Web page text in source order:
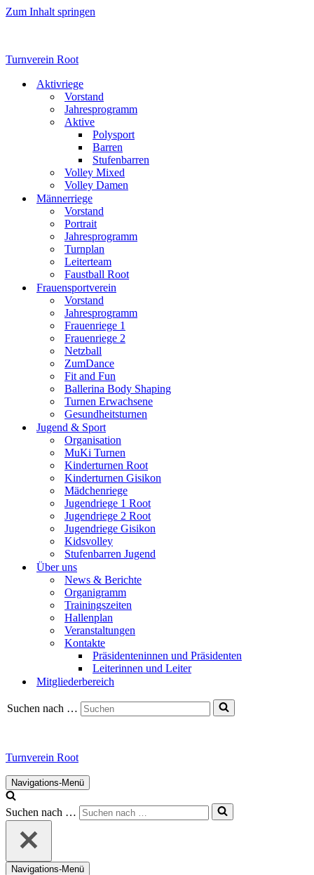
Zum Inhalt springen
Turnverein Root
Aktivriege
Vorstand
Jahresprogramm
Aktive
Polysport
Barren
Stufenbarren
Volley Mixed
Volley Damen
Männerriege
Vorstand
Portrait
Jahresprogramm
Turnplan
Leiterteam
Faustball Root
Frauensportverein
Vorstand
Jahresprogramm
Frauenriege 1
Frauenriege 2
Netzball
ZumDance
Fit and Fun
Ballerina Body Shaping
Turnen Erwachsene
Gesundheitsturnen
Jugend & Sport
Organisation
MuKi Turnen
Kinderturnen Root
Kinderturnen Gisikon
Mädchenriege
Jugendriege 1 Root
Jugendriege 2 Root
Jugendriege Gisikon
Kidsvolley
Stufenbarren Jugend
Über uns
News & Berichte
Organigramm
Trainingszeiten
Hallenplan
Veranstaltungen
Kontakte
Präsidenteninnen und Präsidenten
Leiterinnen und Leiter
Mitgliederbereich
Suchen nach …
Turnverein Root
Navigations-Menü
Suchen nach …
Navigations-Menü